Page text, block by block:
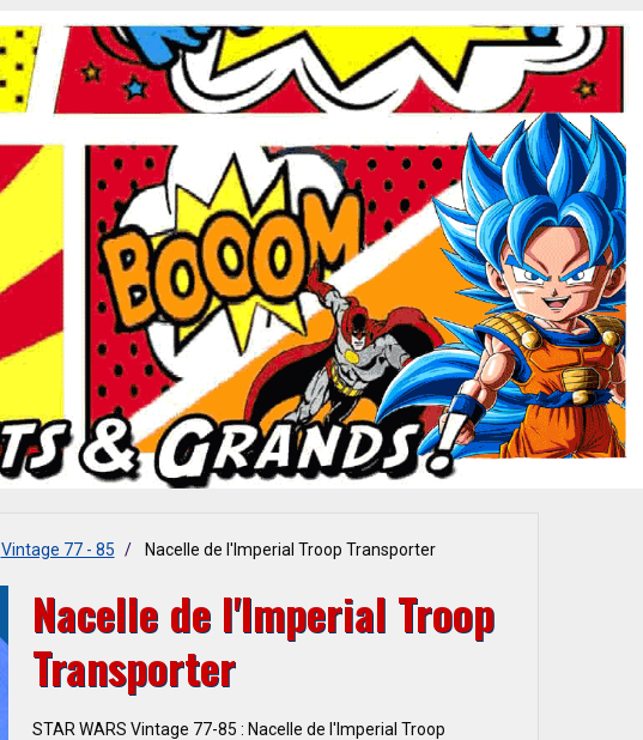
Vintage 77 - 85 Nacelle de l'Imperial Troop Transporter
Nacelle de l'Imperial Troop
Transporter
STAR WARS Vintage 77-85 : Nacelle de l'Imperial Troop